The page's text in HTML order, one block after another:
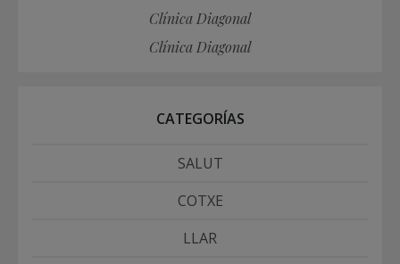
Clínica Diagonal
Clínica Diagonal
CATEGORÍAS
SALUT
COTXE
LLAR